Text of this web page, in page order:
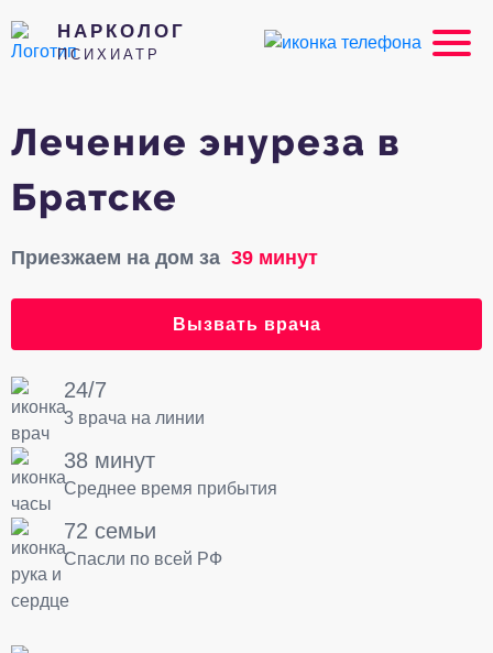
НАРКОЛОГ
ПСИХИАТР
Лечение энуреза в
Братске
Приезжаем на дом за 39 минут
Вызвать врача
24/7
3 врача на линии
38 минут
Среднее время прибытия
72 семьи
Спасли по всей РФ